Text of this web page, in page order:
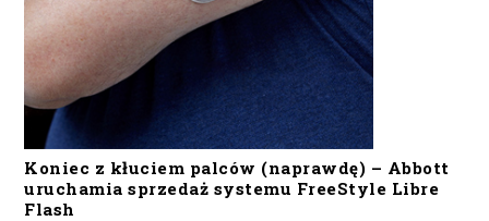
Koniec z kłuciem palców (naprawdę) – Abbott
uruchamia sprzedaż systemu FreeStyle Libre
Flash